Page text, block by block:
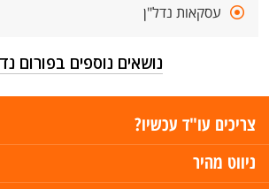
עסקאות נדל"ן
נושאים נוספים בפורום
צריכים עו"ד עכשיו?
ניווט מהיר